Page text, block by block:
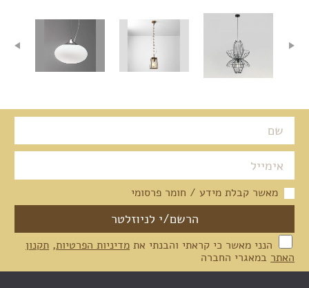
מאשר קבלת מידע / חומר פרסומי
הנני מאשר כי קראתי והבנתי את מדיניות הפרטיות, תקנון
האתר במאגרי החברה